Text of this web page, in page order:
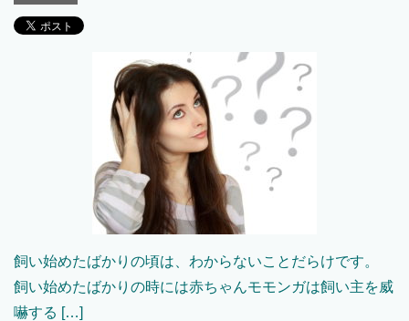
飼い始めたばかりの頃は、わからないことだらけです。
飼い始めたばかりの時には赤ちゃんモモンガは飼い主を威
嚇する […]